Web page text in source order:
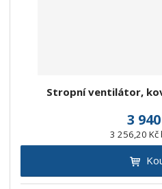
Stropní ventilátor,
3
3 256,20 Kč